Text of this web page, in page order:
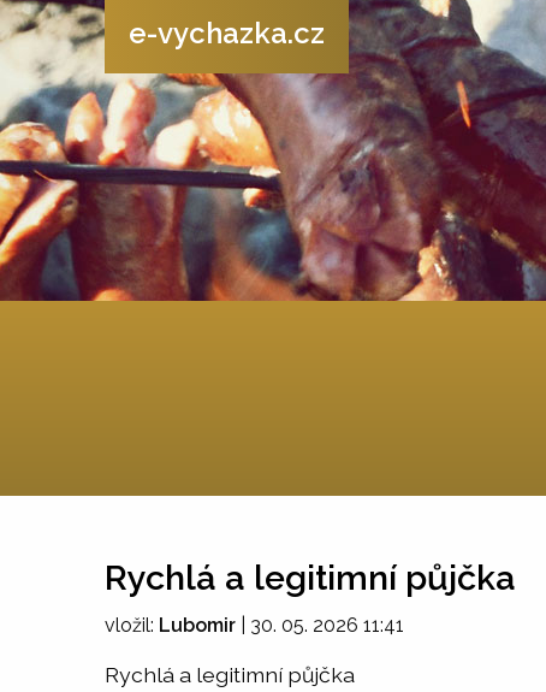
e-vychazka.cz
Rychlá a legitimní půjčka
vložil: Lubomir 30. 05. 2026 11:41
Rychlá a legitimní půjčka